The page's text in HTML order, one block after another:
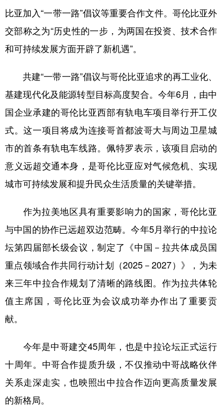
比亚加入“一带一路”倡议等重要合作文件。哥伦比亚外
交部称之为“历史性的一步，为两国在投资、技术合作
和可持续发展方面开辟了新机遇”。
共建“一带一路”倡议与哥伦比亚追求的再工业化、
基建现代化及能源转型目标高度契合。今年6月，由中
国企业承建的哥伦比亚西部有轨电车项目举行开工仪
式。这一项目将成为连接哥首都波哥大与周边卫星城
市的首条有轨电车线路。佩特罗表示，该项目启动的
意义远超交通本身，是哥伦比亚应对气候危机、实现
城市可持续发展和提升民众生活质量的关键举措。
作为拉美地区具有重要影响力的国家，哥伦比亚
与中国的协作已远超双边范畴。今年5月举行的中拉论
坛第四届部长级会议，制定了《中国－拉共体成员国
重点领域合作共同行动计划（2025－2027）》，为未
来三年中拉合作规划了清晰的路线图。作为拉共体轮
值主席国，哥伦比亚为会议成功举办作出了重要贡
献。
今年是中哥建交45周年，也是中拉论坛正式运行
十周年。中哥合作提质升级，不仅推动中哥战略伙伴
关系走深走实，也映照出中拉合作迈向更高质量发展
的新格局。